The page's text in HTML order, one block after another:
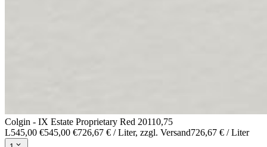
Colgin - IX Estate Proprietary Red 20110,75
L545,00 €545,00 €726,67 € / Liter, zzgl. Versand726,67 € / Liter